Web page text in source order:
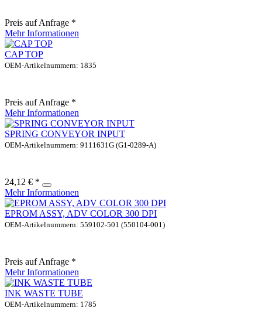
Preis auf Anfrage *
Mehr Informationen
CAP TOP
OEM-Artikelnummern: 1835
Preis auf Anfrage *
Mehr Informationen
SPRING CONVEYOR INPUT
OEM-Artikelnummern: 9111631G (G1-0289-A)
24,12 € *
Mehr Informationen
EPROM ASSY, ADV COLOR 300 DPI
OEM-Artikelnummern: 559102-501 (550104-001)
Preis auf Anfrage *
Mehr Informationen
INK WASTE TUBE
OEM-Artikelnummern: 1785